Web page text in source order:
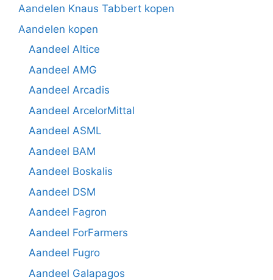
Aandelen Knaus Tabbert kopen
Aandelen kopen
Aandeel Altice
Aandeel AMG
Aandeel Arcadis
Aandeel ArcelorMittal
Aandeel ASML
Aandeel BAM
Aandeel Boskalis
Aandeel DSM
Aandeel Fagron
Aandeel ForFarmers
Aandeel Fugro
Aandeel Galapagos